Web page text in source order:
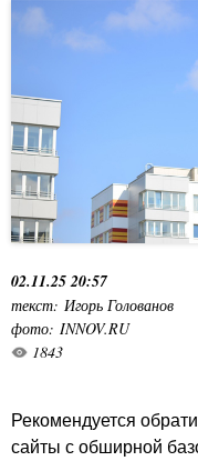
02.11.25 20:57
текст: Игорь Голованов
фото: INNOV.RU
1843
Рекомендуется
сайты с обширной